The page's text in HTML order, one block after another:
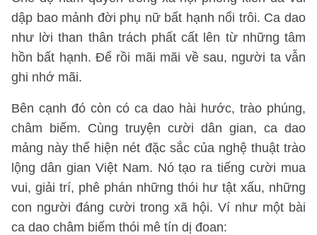
dập bao mảnh đời phụ nữ bất hạnh nổi trôi. Ca dao
như lời than thân trách phất cất lên từ những tâm
hồn bất hạnh. Để rồi mãi mãi về sau, người ta vẫn
ghi nhớ mãi.
Bên cạnh đó còn có ca dao hài hước, trào phúng,
châm biếm. Cùng truyện cười dân gian, ca dao
mảng này thể hiện nét đặc sắc của nghệ thuật trào
lộng dân gian Việt Nam. Nó tạo ra tiếng cười mua
vui, giải trí, phê phán những thói hư tật xấu, những
con người đáng cười trong xã hội. Ví như một bài
ca dao châm biếm thói mê tín dị đoan: